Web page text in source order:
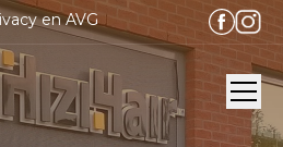
en AVG